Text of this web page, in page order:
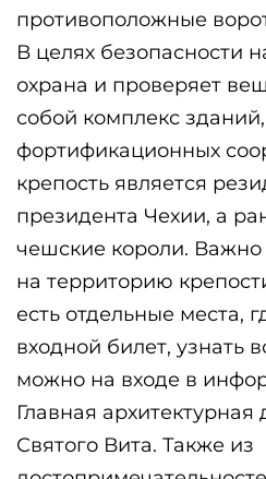
противоположные
В целях безопасности
охрана и проверяет
собой комплекс
фортификационных
крепость является
президента Чехии, а
чешские короли. Важно
на территорию
есть отдельные места,
входной билет,
можно на входе в
Главная
Святого Вита. Также из